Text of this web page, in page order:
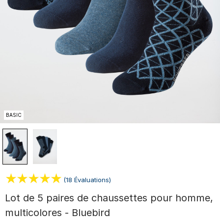
BASIC
(18 Évaluations)
Lot de 5 paires de chaussettes pour homme,
multicolores - Bluebird